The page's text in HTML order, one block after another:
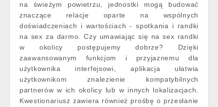
na świeżym powietrzu, jednostki mogą budować
znaczące relacje oparte na wspólnych
doświadczeniach i wartościach - spotkania i randki
na sex za darmo. Czy umawiając się na sex randki
w okolicy postępujemy dobrze? Dzięki
zaawansowanym funkcjom i przyjaznemu dla
użytkownika interfejsowi, aplikacja ułatwia
użytkownikom znalezienie kompatybilnych
partnerów w ich okolicy lub w innych lokalizacjach.
Kwestionariusz zawiera również prośbę o przesłanie